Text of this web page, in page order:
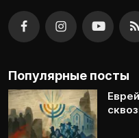
Популярные посты